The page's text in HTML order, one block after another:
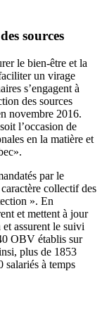
sources
le bien-être et la
un virage
s’engagent à
des sources
novembre 2016.
l’occasion de
en la matière et
par le
collectif des
». En
et mettent à jour
assurent le suivi
OBV établis sur
plus de 1853
salariés à temps